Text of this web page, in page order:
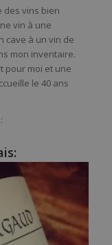
des vins bien
vin à une
cave à un vin de
mon inventaire.
pour moi et une
le 40 ans